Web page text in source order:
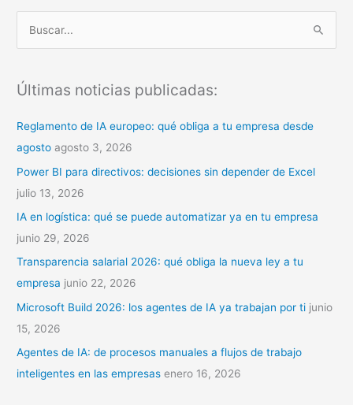
c
r
:
Últimas noticias publicadas:
Reglamento de IA europeo: qué obliga a tu empresa desde
agosto agosto 3, 2026
Power BI para directivos: decisiones sin depender de Excel
julio 13, 2026
IA en logística: qué se puede automatizar ya en tu empresa
junio 29, 2026
Transparencia salarial 2026: qué obliga la nueva ley a tu
empresa junio 22, 2026
Microsoft Build 2026: los agentes de IA ya trabajan por ti junio
15, 2026
Agentes de IA: de procesos manuales a flujos de trabajo
inteligentes en las empresas enero 16, 2026